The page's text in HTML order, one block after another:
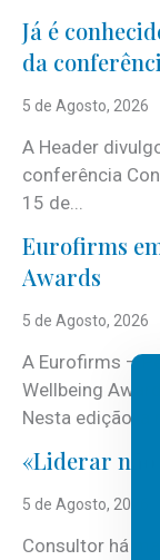
Já é
da
5 de Agosto, 2026
A Header
conferência
15 de...
Eurofirms
Awards
5 de Agosto, 2026
A Eurofirms –
Wellbeing
Nesta edição, a
«Liderar
5 de Agosto, 2026
Consultor há